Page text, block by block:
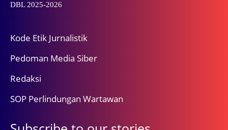
DBL 2025-2026
Kode Etik Jurnalistik
Pedoman Media Siber
Redaksi
SOP Perlindungan Wartawan